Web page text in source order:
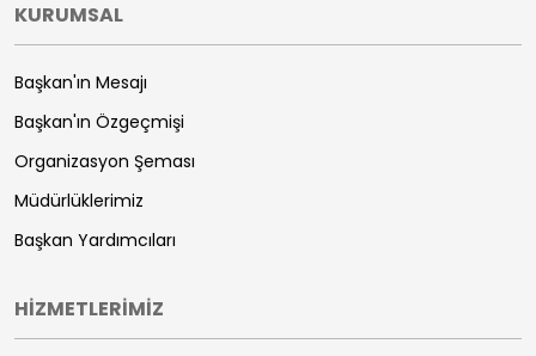
KURUMSAL
Başkan'ın Mesajı
Başkan'ın Özgeçmişi
Organizasyon Şeması
Müdürlüklerimiz
Başkan Yardımcıları
HİZMETLERİMİZ